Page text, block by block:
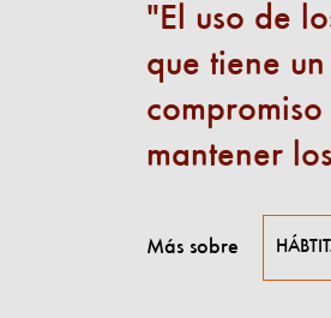
El uso de
que tiene
mantener
Más sobre